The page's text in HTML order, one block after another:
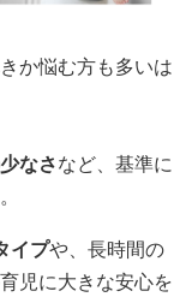
か悩む方も多いは
なさなど、基準に
イプや、長時間の
児に大きな安心を